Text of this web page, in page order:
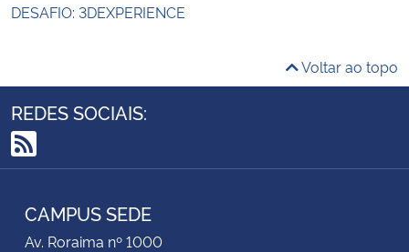
DESAFIO: 3DEXPERIENCE
Voltar ao topo
REDES SOCIAIS:
RSS
CAMPUS SEDE
Av. Roraima nº 1000